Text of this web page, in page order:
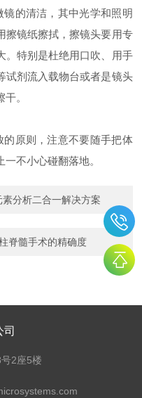
的清洁，其中光学和照明
擦镜纸擦拭，擦镜头要用专
。特别是杜绝用口吹、用手
试剂流入载物台或者是镜头
。
原则，注意不要随手把体
不小心碰翻落地。
分析二合一解决方案
脊髓手术的精确度
2座5楼